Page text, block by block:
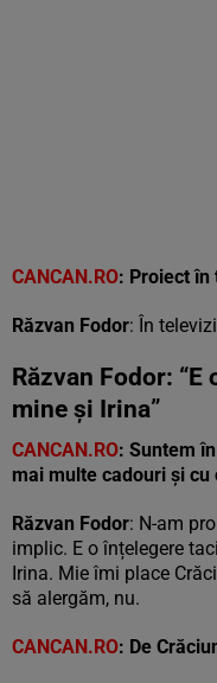
CANCAN.RO: Proiect în
Răzvan Fodor: În
Răzvan Fodor:
mine și Irina”
CANCAN.RO: Suntem
mai multe cadouri și
Răzvan Fodor: N-am
implic. E o înțelegere
Irina. Mie îmi place
să alergăm, nu.
CANCAN.RO: De